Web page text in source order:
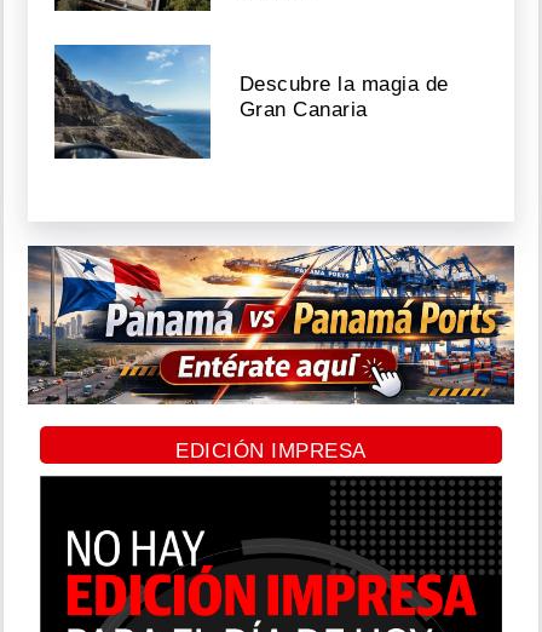
Descubre la magia de
Gran Canaria
EDICIÓN IMPRESA